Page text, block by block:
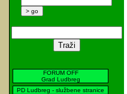
FORUM OFF
Grad Ludbreg
PD Ludbreg - službene stranice